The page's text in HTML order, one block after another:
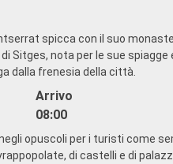
spicca con il suo
Sitges, nota per le sue spiagge
dalla frenesia della città.
Arrivo
08:00
opuscoli per i turisti come
di castelli e di